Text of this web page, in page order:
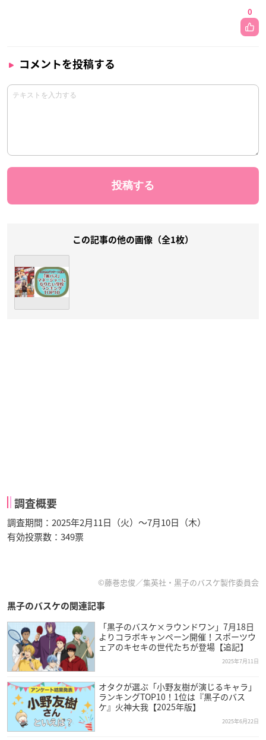
0
コメントを投稿する
この記事の他の画像（全1枚）
調査概要
調査期間：2025年2月11日（火）～7月10日（木）
有効投票数：349票
©藤巻忠俊／集英社・黒子のバスケ製作委員会
黒子のバスケの関連記事
「黒子のバスケ×ラウンドワン」7月18日
よりコラボキャンペーン開催！スポーツウ
ェアのキセキの世代たちが登場【追記】
2025年7月11日
オタクが選ぶ「小野友樹が演じるキャラ」
ランキングTOP10！1位は『黒子のバス
ケ』火神大我【2025年版】
2025年6月22日